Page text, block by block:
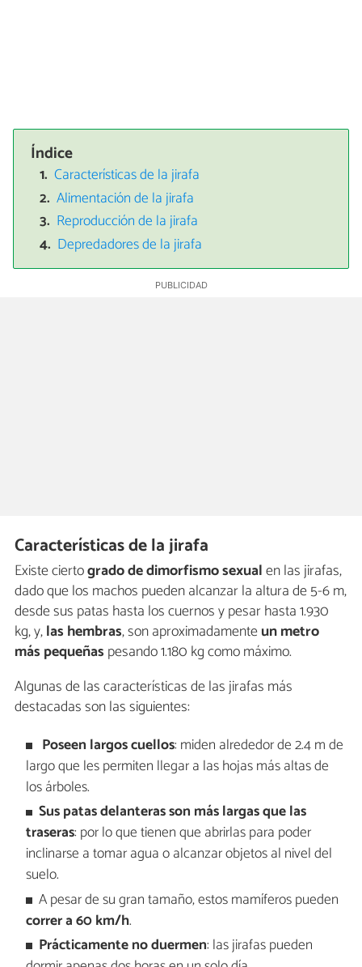
Índice
Características de la jirafa
Alimentación de la jirafa
Reproducción de la jirafa
Depredadores de la jirafa
Características de la jirafa
Existe ciertogrado de dimorfismo sexualen las jirafas,
dado que los machos pueden alcanzar la altura de 5-6 m,
desde sus patas hasta los cuernos y pesar hasta 1.930
kg, y,las hembras, son aproximadamenteun metro
más pequeñas pesando 1.180 kg como máximo.
Algunas de las características de las jirafas más
destacadas son las siguientes:
Poseen largos cuellos: miden alrededor de 2.4 m de
largo que les permiten llegar a las hojas más altas de
los árboles.
Sus patas delanteras son más largas que las
traseras: por lo que tienen que abrirlas para poder
inclinarse a tomar agua o alcanzar objetos al nivel del
suelo.
A pesar de su gran tamaño, estos mamíferos pueden
correr a 60 km/h.
Prácticamente no duermen: las jirafas pueden